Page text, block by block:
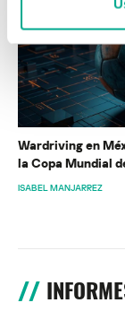
Wardriving en
la Copa Mundial
ISABEL MANJARREZ